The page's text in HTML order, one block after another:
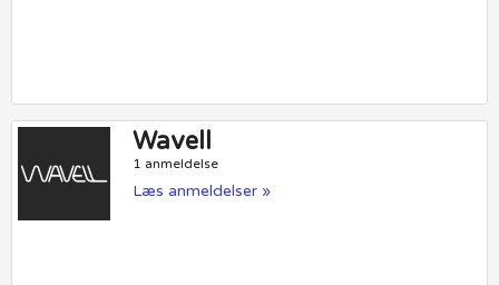
Wavell
1 anmeldelse
Læs anmeldelser »